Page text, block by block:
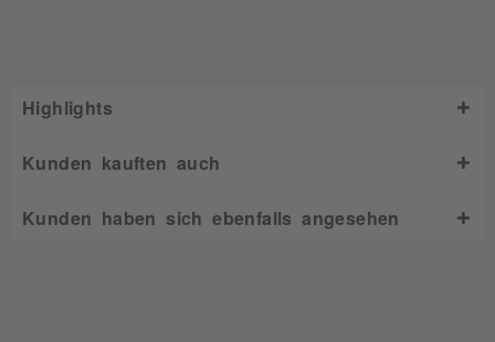
Highlights
Kunden kauften auch
Kunden haben sich ebenfalls angesehen